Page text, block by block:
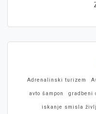
Adrenalinski turizem
avto šampon gradbeni
iskanje smisla